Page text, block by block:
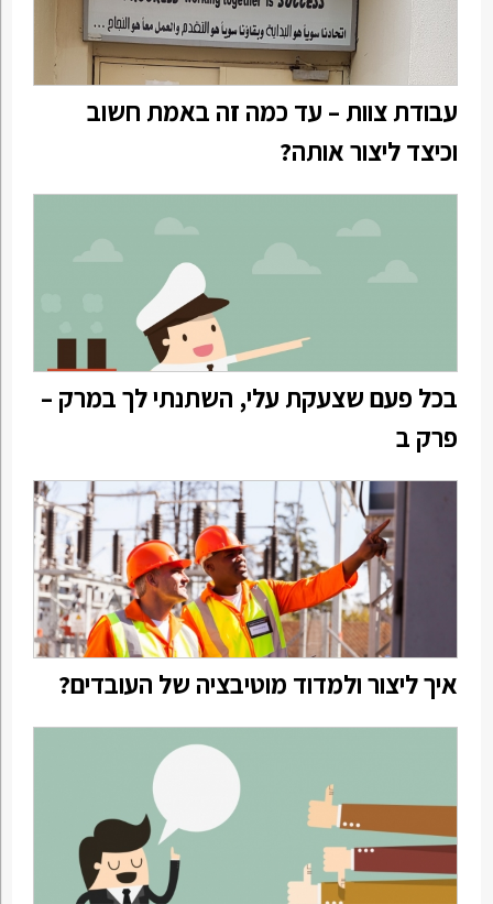
עבודת צוות – עד כמה זה באמת חשוב
וכיצד ליצור אותה?
בכל פעם שצעקת עלי, השתנתי לך במרק –
פרק ב
איך ליצור ולמדוד מוטיבציה של העובדים?